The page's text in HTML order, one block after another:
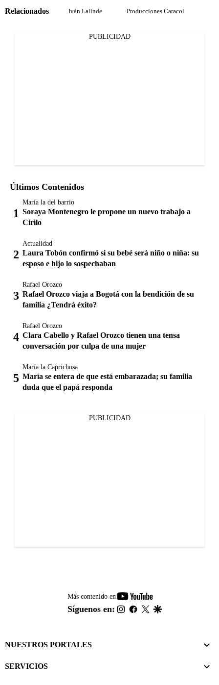
Relacionados Iván Lalinde Producciones Caracol
PUBLICIDAD
Últimos Contenidos
María la del barrio
Soraya Montenegro le propone un nuevo trabajo a
Cirilo
Actualidad
Laura Tobón confirmó si su bebé será niño o niña: su
esposo e hijo lo sospechaban
Rafael Orozco
Rafael Orozco viaja a Bogotá con la bendición de su
familia ¿Tendrá éxito?
Rafael Orozco
Clara Cabello y Rafael Orozco tienen una tensa
conversación por culpa de una mujer
María la Caprichosa
María se entera de que está embarazada; su familia
duda que el papá responda
PUBLICIDAD
Más contenido en
youtube-
footer
Síguenos en: instagram
facebook
twitter
NUESTROS PORTALES
SERVICIOS